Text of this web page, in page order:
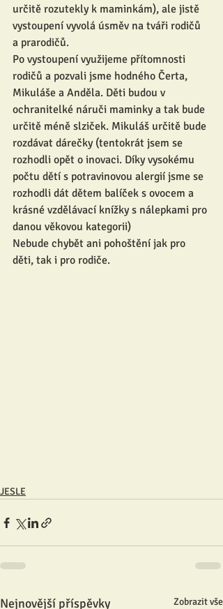
určitě rozutekly k maminkám), ale jistě
vystoupení vyvolá úsměv na tváři rodičů
a prarodičů.
Po vystoupení využijeme přítomnosti
rodičů a pozvali jsme hodného Čerta,
Mikuláše a Anděla. Děti budou v
ochranitelké náruči maminky a tak bude
určitě méně slziček. Mikuláš určitě bude
rozdávat dárečky (tentokrát jsem se
rozhodli opět o inovaci. Díky vysokému
počtu dětí s potravinovou alergií jsme se
rozhodli dát dětem balíček s ovocem a
krásné vzdělávací knížky s nálepkami pro
danou věkovou kategorii)
Nebude chybět ani pohoštění jak pro
děti, tak i pro rodiče.
JESLE
Nejnovější příspěvky Zobrazit vše